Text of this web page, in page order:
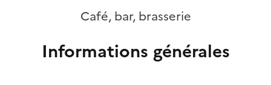
Café, bar, brasserie
Informations générales